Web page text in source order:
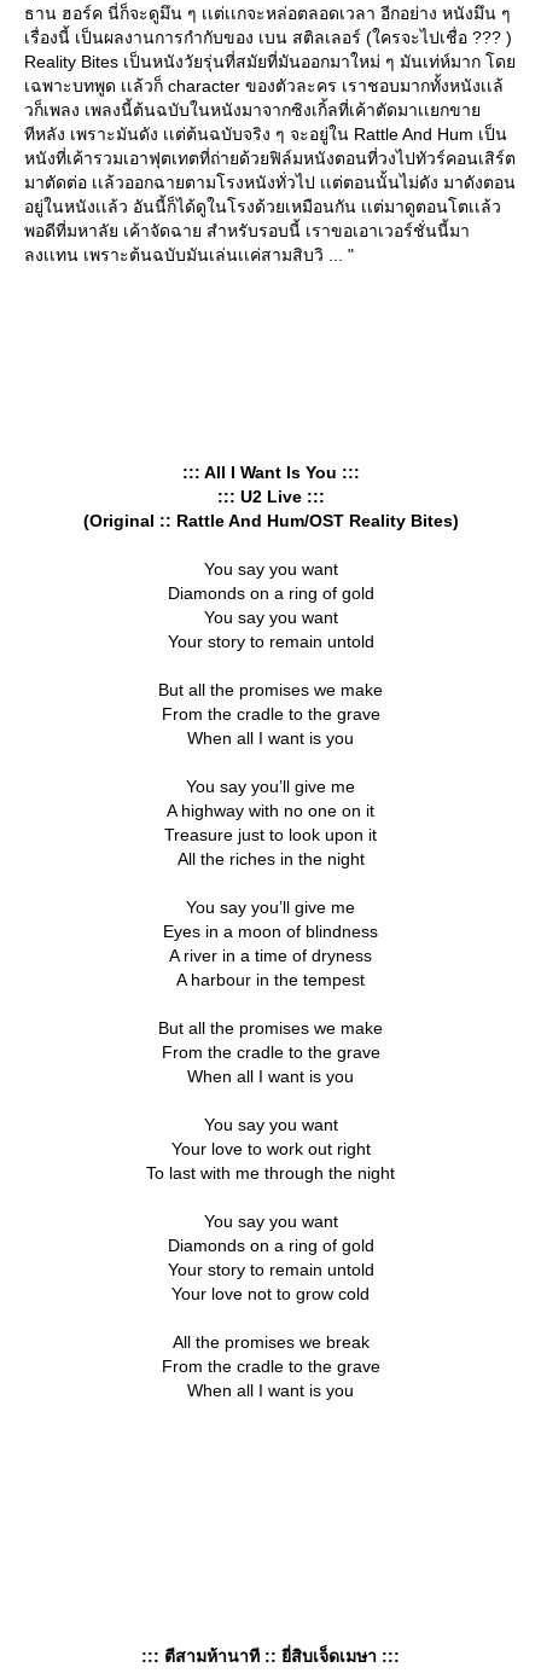
ธาน ฮอร์ค นี่ก็จะดูมึน ๆ เเต่เเกจะหล่อตลอดเวลา อีกอย่าง หนังมึน ๆ
เรื่องนี้ เป็นผลงานการกำกับของ เบน สติลเลอร์ (ใครจะไปเชื่อ ??? )
Reality Bites เป็นหนังวัยรุ่นที่สมัยที่มันออกมาใหม่ ๆ มันเท่ห์มาก โด
เฉพาะบทพูด เเล้วก็ character ของตัวละคร เราชอบมากทั้งหนังเเล้
วก็เพลง เพลงนี้ต้นฉบับในหนังมาจากซิงเกิ้ลที่เค้าตัดมาเเยกขา
ทีหลัง เพราะมันดัง เเต่ต้นฉบับจริง ๆ จะอยู่ใน Rattle And Hum เป็น
หนังที่เค้ารวมเอาฟุตเทตที่ถ่ายด้วยฟิล์มหนังตอนที่วงไปทัวร์คอนเสิร์ต
มาตัดต่อ เเล้วออกฉายตามโรงหนังทั่วไป เเต่ตอนนั้นไม่ดัง มาดังตอน
อยู่ในหนังเเล้ว อันนี้ก็ได้ดูในโรงด้วยเหมือนกัน เเต่มาดูตอนโตเเล้ว
พอดีที่มหาลัย เค้าจัดฉาย สำหรับรอบนี้ เราขอเอาเวอร์ชั่นนี้มา
ลงเเทน เพราะต้นฉบับมันเล่นเเค่สามสิบวิ ... "
::: All I Want Is You :::
::: U2 Live :::
(Original :: Rattle And Hum/OST Reality Bites)
You say you want
Diamonds on a ring of gold
You say you want
Your story to remain untold
But all the promises we make
From the cradle to the grave
When all I want is you
You say you’ll give me
A highway with no one on it
Treasure just to look upon it
All the riches in the night
You say you’ll give me
Eyes in a moon of blindness
A river in a time of dryness
A harbour in the tempest
But all the promises we make
From the cradle to the grave
When all I want is you
You say you want
Your love to work out right
To last with me through the night
You say you want
Diamonds on a ring of gold
Your story to remain untold
Your love not to grow cold
All the promises we break
From the cradle to the grave
When all I want is you
::: ตีสามห้านาที :: ยี่สิบเจ็ดเมษา :::